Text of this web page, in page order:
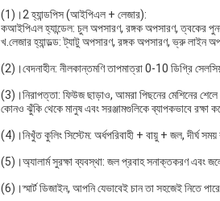
(1)।2 হ্যান্ডপিস (আইপিএল + লেজার):
কআইপিএল হ্যান্ডেল: চুল অপসারণ, রঙ্গক অপসারণ, ত্বকের
খ.লেজার হ্যান্ডল্ড: ট্যাটু অপসারণ, রঙ্গক অপসারণ, ভ্রু
(2)।বেদনাহীন: নীলকান্তমণি তাপমাত্রা 0-10 ডিগ্রি
(3)।নিরাপত্তা: ফিউজ ছাড়াও, আমরা পিছনের মেশিনের
কোনও ঝুঁকি থেকে মানুষ এবং সরঞ্জামগুলিকে ব্যাপকভাবে রক্ষা
(4)।নিখুঁত কুলিং সিস্টেম: অর্ধপরিবাহী + বায়ু + জল, দীর্ঘ
(5)।অ্যালার্ম সুরক্ষা ব্যবস্থা: জল প্রবাহ সনাক্তকরণ এবং
(6)।স্মার্ট ডিজাইন, আপনি যেভাবেই চান তা সহজেই নিতে